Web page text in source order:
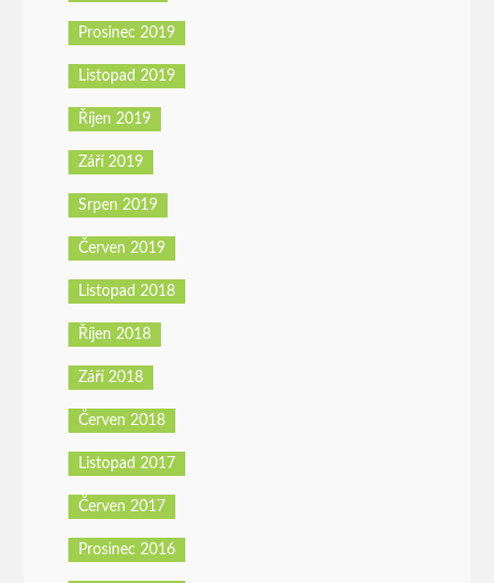
Prosinec 2019
Listopad 2019
Říjen 2019
Září 2019
Srpen 2019
Červen 2019
Listopad 2018
Říjen 2018
Září 2018
Červen 2018
Listopad 2017
Červen 2017
Prosinec 2016